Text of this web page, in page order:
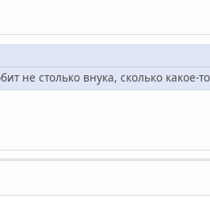
не столько внука, сколько какое-